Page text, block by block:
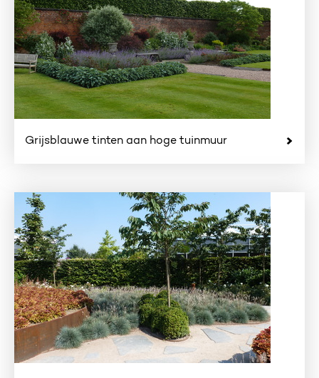
Grijsblauwe tinten aan hoge tuinmuur